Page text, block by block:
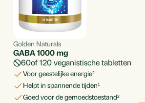
Golden Naturals
GABA 1000 mg
60
120veganistische tabletten
voor geestelijke energie²
helpt in spannende tijden¹
goed voor de gemoedstoestand²